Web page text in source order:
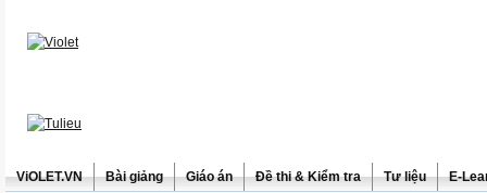
ViOLET.VN Bài giảng Giáo án Đề thi & Kiểm tra Tư liệu E-